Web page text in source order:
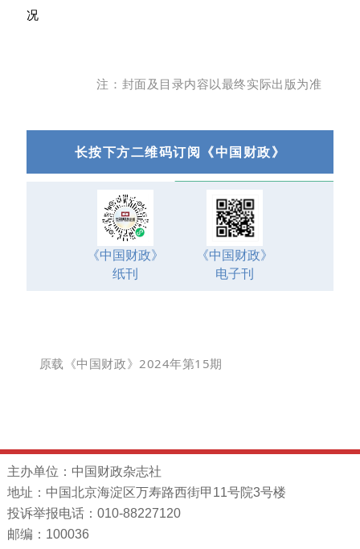
况
注：封面及目录内容以最终实际出版为准
长按下方二维码订阅《中国财政》
《中国财政》
纸刊
《中国财政》
电子刊
原载《中国财政》2024年第15期
主办单位：中国财政杂志社
地址：中国北京海淀区万寿路西街甲11号院3号楼
投诉举报电话：010-88227120
邮编：100036